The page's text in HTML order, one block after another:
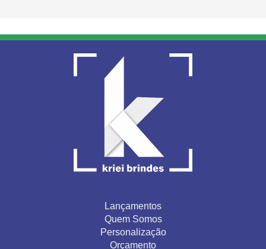
Lançamentos
Quem Somos
Personalização
Orçamento